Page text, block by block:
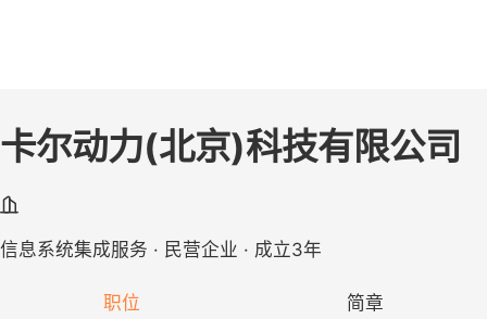
卡尔动力(北京)科技有限公司
信息系统集成服务 · 民营企业 · 成立3年
职位 简章